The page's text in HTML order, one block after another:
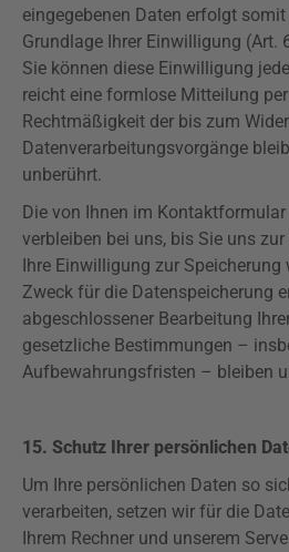
eingegebenen Daten erfolgt
Grundlage Ihrer Einwilligung (Art.
Sie können diese Einwilligung
reicht eine formlose Mitteilung
Rechtmäßigkeit der bis zum
Datenverarbeitungsvorgänge
unberührt.
Die von Ihnen im
verbleiben bei uns, bis Sie uns
Ihre Einwilligung zur Speicherung
Zweck für die Datenspeicherung
abgeschlossener Bearbeitung
gesetzliche Bestimmungen –
Aufbewahrungsfristen – bleiben
15. Schutz Ihrer persönlichen
Um Ihre persönlichen Daten so
verarbeiten, setzen wir für die
Ihrem Rechner und unserem